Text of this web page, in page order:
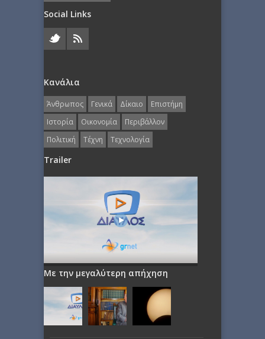
Social Links
Κανάλια
Άνθρωπος Γενικά Δίκαιο
Επιστήμη
Ιστορία
Οικονομία
Περιβάλλον
Πολιτική
Τέχνη Τεχνολογία
Trailer
Με την μεγαλύτερη απήχηση